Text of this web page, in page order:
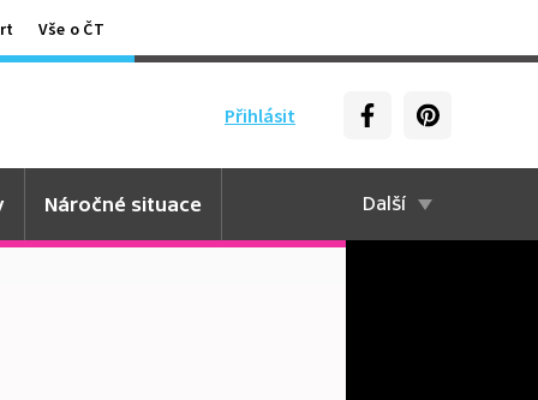
Vše o ČT
Přihlásit
Náročné situace Další